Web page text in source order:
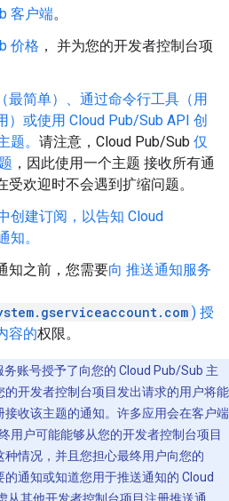
客户端。
价格 ， 并为您的开发者控制台项
最简单）、通过命令行工具（用
）或使用 Cloud Pub/Sub API 创
题。 请注意，Cloud Pub/Sub 仅
，因此使用一个主题 接收所有通
欢迎时不会遇到扩缩问题。
创建订阅，以告知 Cloud
知。
知之前，您需要向 推送通知服务
) 授
容的权限。
务账号授予了向您的 Cloud Pub/Sub 主
开发者控制台项目发出请求的用户将能
收该主题的通知。许多应用会在客户端
用户可能能够从您的开发者控制台项目
情况，并且您担心最终用户向您的
通知或知道您用于推送通知的 Cloud